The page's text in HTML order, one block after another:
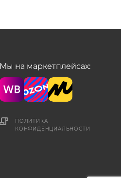
Мы на маркетплейсах:
ПОЛИТИКА
КОНФИДЕНЦИАЛЬНОСТИ